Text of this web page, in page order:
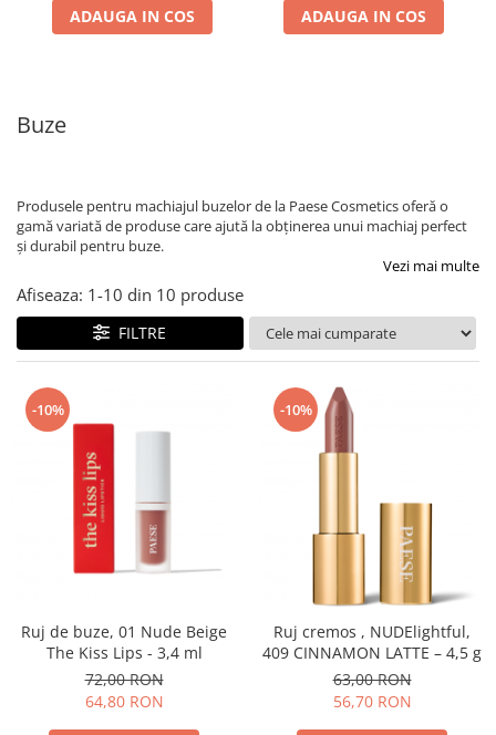
ADAUGA IN COS ADAUGA IN COS
Buze
Produsele pentru machiajul buzelor de la Paese Cosmetics oferă o
gamă variată de produse care ajută la obținerea unui machiaj perfect
și durabil pentru buze.
Vezi mai multe
Afiseaza: 1-10 din 10 produse
FILTRE
-10%
Ruj de buze, 01 Nude Beige
The Kiss Lips - 3,4 ml
72,00 RON
64,80 RON
-10%
Ruj cremos , NUDElightful,
409 CINNAMON LATTE – 4,5 g
63,00 RON
56,70 RON